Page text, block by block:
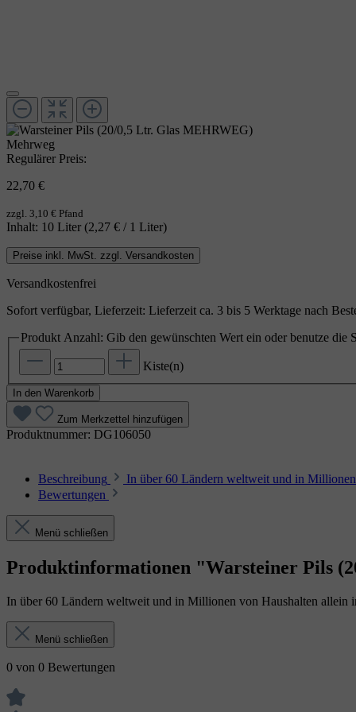
Mehrweg
Regulärer Preis:
22,70 €
zzgl. 3,10 € Pfand
Inhalt: 10 Liter (2,27 € / 1 Liter)
Preise inkl. MwSt. zzgl. Versandkosten
Versandkostenfrei
Sofort verfügbar, Lieferzeit: Lieferzeit ca. 3 bis 5 Werktage nach
Produkt Anzahl: Gib den gewünschten Wert ein oder benutze die
Kiste(n)
In den Warenkorb
Zum Merkzettel hinzufügen
Produktnummer: DG106050
Beschreibung In über 60 Ländern weltweit und in
Bewertungen
Menü schließen
Produktinformationen "Warsteiner Pils
In über 60 Ländern weltweit und in Millionen von Haushalten
Menü schließen
0 von 0 Bewertungen